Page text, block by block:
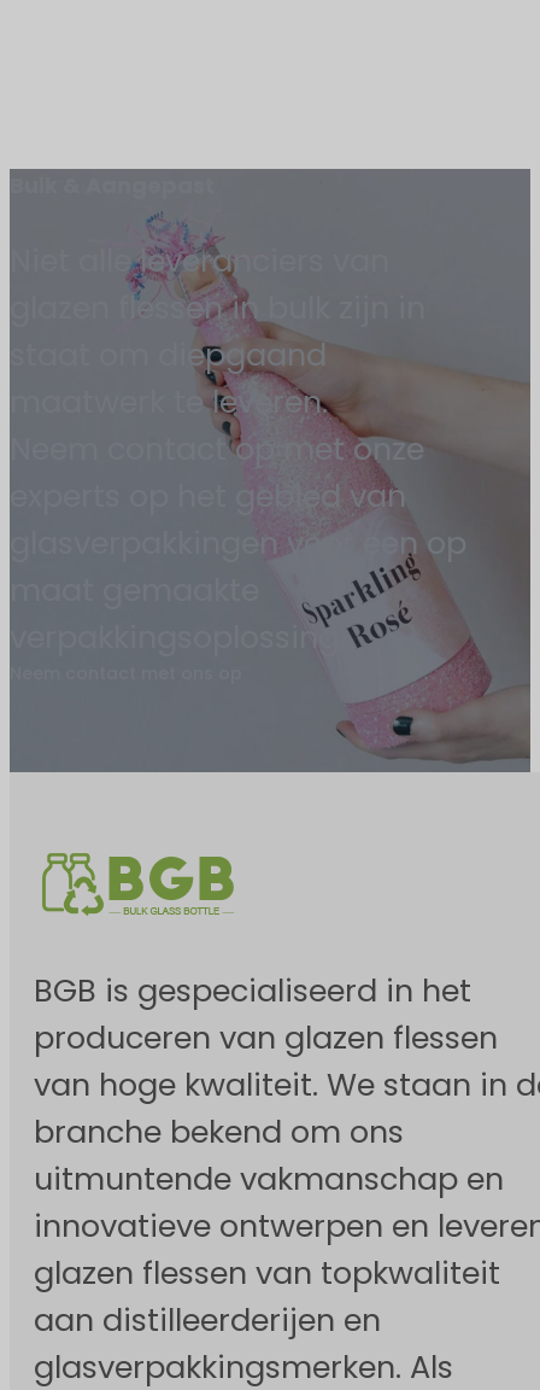
Niet alle leveranciers van
glazen flessen in bulk zijn in
staat om diepgaand
maatwerk te leveren.
Neem contact op met onze
experts op het gebied van
glasverpakkingen voor een op
verpakkingsoplossing.
BGB is gespecialiseerd in het
produceren van glazen flessen
van hoge kwaliteit. We staan in
branche bekend om ons
uitmuntende vakmanschap en
innovatieve ontwerpen en
glazen flessen van topkwaliteit
aan distilleerderijen en
glasverpakkingsmerken. Als